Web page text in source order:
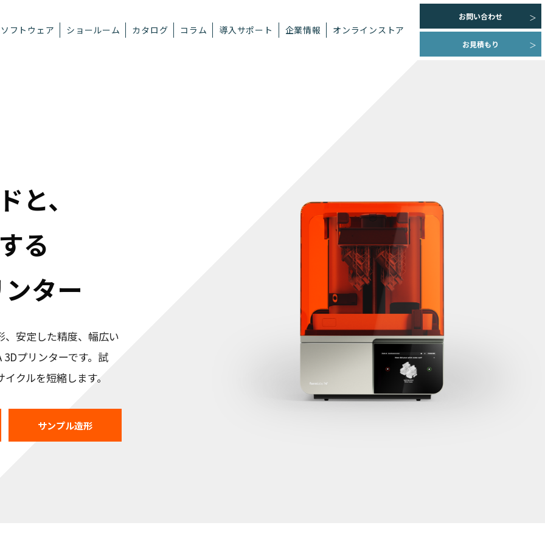
ソフトウェア ショールーム カタログ コラム 導入サポート 企業情報 オンラインストア
お問い合わせ
お見積もり
と、
る
ター
安定した精度、幅広い
プリンターです。試
クルを短縮します。
サンプル造形